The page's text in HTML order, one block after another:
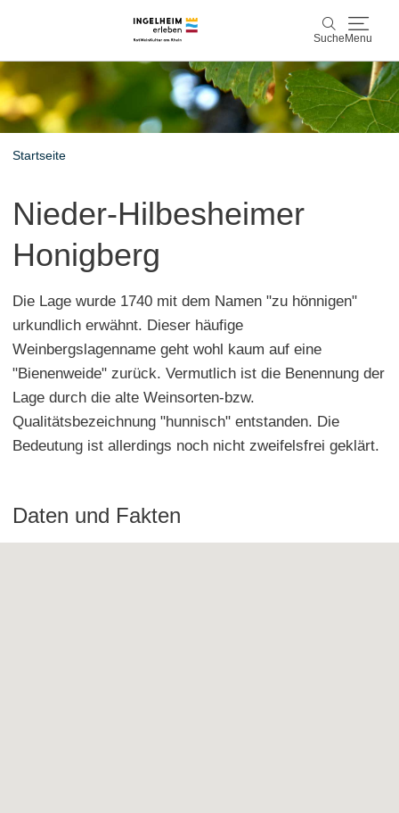
Suche Menu
Suche
Entdecken & Erleben
Leichte SpracheUnterkünfteErlebnisse buchen
Startseite
Nieder-Hilbesheimer
Honigberg
Die Lage wurde 1740 mit dem Namen "zu hönnigen"
urkundlich erwähnt. Dieser häufige
Weinbergslagenname geht wohl kaum auf eine
"Bienenweide" zurück. Vermutlich ist die Benennung der
Lage durch die alte Weinsorten-bzw.
Qualitätsbezeichnung "hunnisch" entstanden. Die
Bedeutung ist allerdings noch nicht zweifelsfrei geklärt.
Daten und Fakten